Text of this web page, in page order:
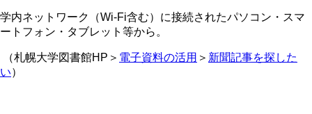
学内ネットワーク（Wi-Fi含む）に接続されたパソコン・スマ
ートフォン・タブレット等から。
（札幌大学図書館HP＞ 電子資料の活用 ＞ 新聞記事を探した
い）